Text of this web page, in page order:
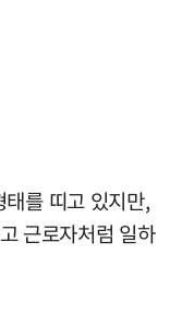
를 띠고 있지만,
근로자처럼 일하